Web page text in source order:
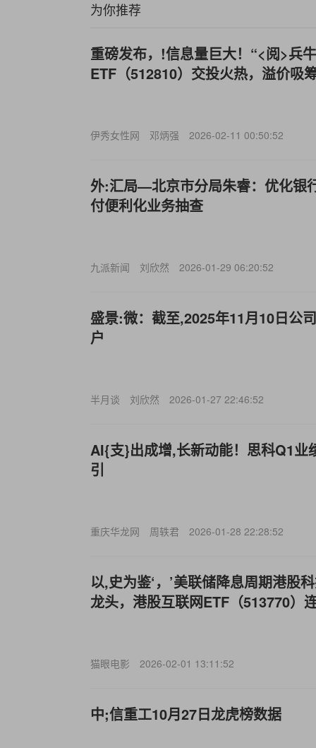
为你推荐
重磅发布，!信息量巨大！“<阅>兵
ETF（512810）交投火热，溢价吸
伊秀女性网 邓炳强 2026-02-11 00:50:52
外:汇局—北京市分局朱睿：优化银
付便利化业务抽查
九派新闻 刘欣然 2026-01-29 06:20:52
盛景:微：截至,2025年11月10日公
户
半月谈 刘欣然 2026-01-27 22:46:52
AI{支}出成增,长新动能！思科Q1业
引
重庆华龙网 周轶君 2026-01-28 22:28:52
以,史为鉴‘，’美联储降息周期港股
龙头，港股互联网ETF（513770）
猫眼电影 2026-02-01 13:11:52
中;信重工10月27日龙虎榜数据